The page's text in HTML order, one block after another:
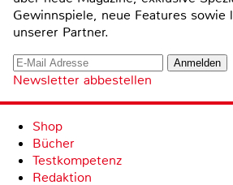
Gewinnspiele, neue Features
unserer Partner.
Newsletter abbestellen
Shop
Bücher
Testkompetenz
Redaktion